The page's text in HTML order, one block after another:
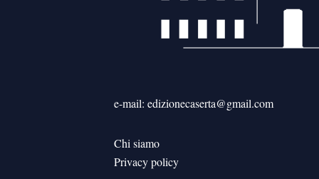
e-mail: edizionecaserta@gmail.com
Chi siamo
Privacy policy